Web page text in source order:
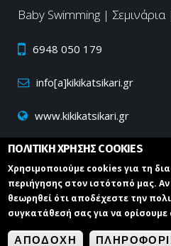
whether or
not you are
visitor and
automated
submissions.
5+2
Baby Swimming | Σεμινάρια
6948 050 179
info[a]kikikatsikari.gr
www.kikikatsikari.gr
Κική Κατσικάρη | Baby
Κατασκευή ιστοσελίδων
ΠΟΛΙΤΙΚΗ ΧΡΗΣΗΣ COOKIES
Χρησιμοποιούμε cookies για τη
περιήγησης στον ιστότοπό μας.
θεωρηθεί ότι αποδέχεστε την
συγκατάθεσή σας για να ορίσουμε
ΑΠΟΔΟΧΗ